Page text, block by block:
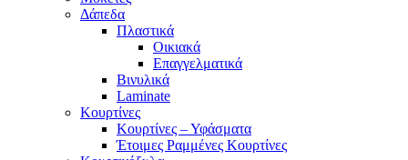
Δάπεδα
Πλαστικά
Οικιακά
Επαγγελματικά
Βινυλικά
Laminate
Κουρτίνες
Κουρτίνες – Υφάσματα
Έτοιμες Ραμμένες Κουρτίνες